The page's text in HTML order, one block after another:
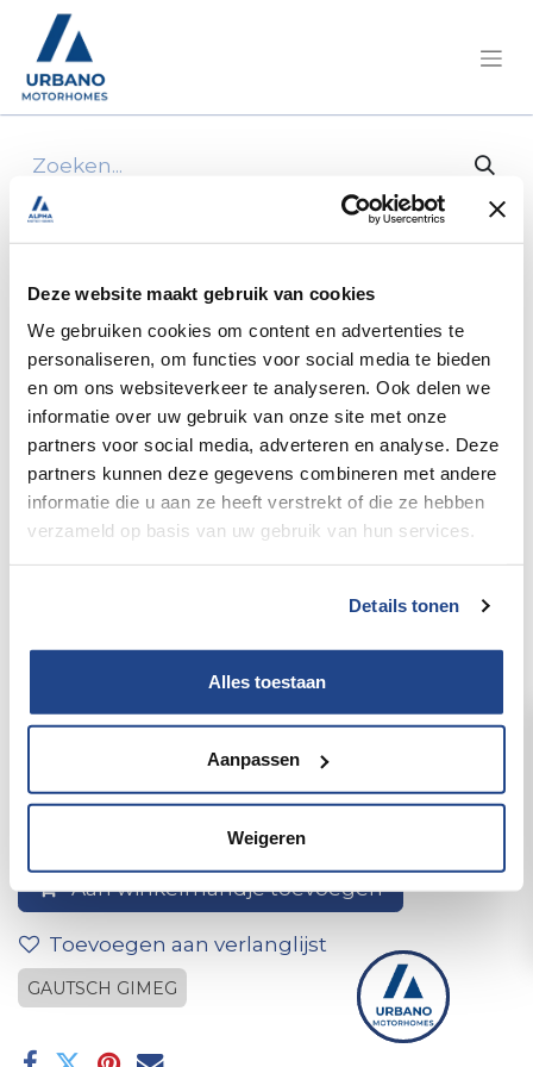
Deze website maakt gebruik van cookies
We gebruiken cookies om content en advertenties te
personaliseren, om functies voor social media te bieden
en om ons websiteverkeer te analyseren. Ook delen we
informatie over uw gebruik van onze site met onze
partners voor social media, adverteren en analyse. Deze
partners kunnen deze gegevens combineren met andere
informatie die u aan ze heeft verstrekt of die ze hebben
verzameld op basis van uw gebruik van hun services.
Details tonen
Alles toestaan
Aanpassen
Weigeren
Alle producten 1x straight connector 6/8x8/10
1x straight connector 6/8x8/10
Aan winkelmandje toevoegen
Toevoegen aan verlanglijst
GAUTSCH GIMEG